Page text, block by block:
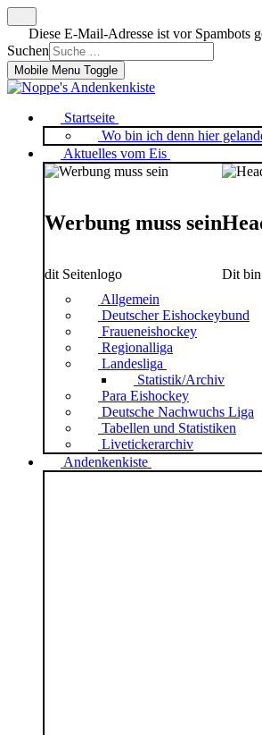
Diese E-Mail-Adresse ist vor Spambots
Suchen
Mobile Menu Toggle
Startseite
Wo bin ich denn hier
Aktuelles vom Eis
Werbung muss sein
dit Seitenlogo Dit
Allgemein
Deutscher Eishockeybund
Fraueneishockey
Regionalliga
Landesliga
Statistik/Archiv
Para Eishockey
Deutsche Nachwuchs Liga
Tabellen und Statistiken
Livetickerarchiv
Andenkenkiste